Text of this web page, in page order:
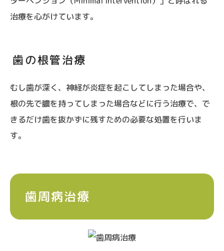
治療を心がけています。
歯の根管治療
むし歯が深く、神経が炎症を起こしてしまった場合や、
根の先で膿を持ってしまった場合などに行う治療で、で
きるだけ歯を抜かずに残すための必要な処置を行いま
す。
歯周病治療